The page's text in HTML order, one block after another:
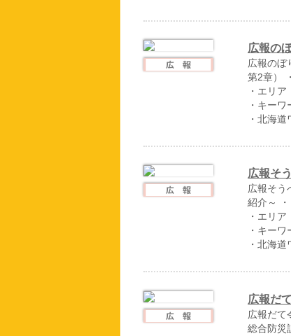
広報の
広報のぼ
第2章）
・エリ
・キーワ
・北海道
広報そ
広報そう
紹介～
・エリ
・キーワ
・北海道
広報だ
広報だて
総合防災